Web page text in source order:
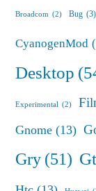
Broadcom (2) Bug (3)
CyanogenMod
Desktop
Experimental (2)
Gnome (13)
Gry(51)